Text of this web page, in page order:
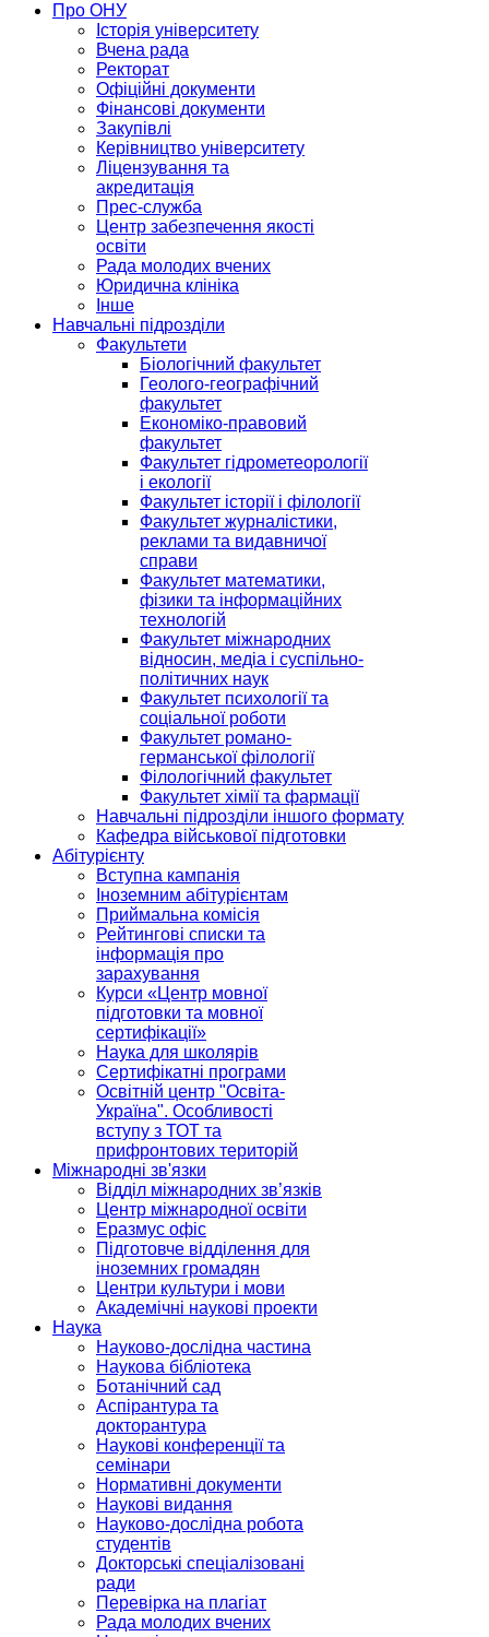
Про ОНУ
Історія університету
Вчена рада
Ректорат
Офіційні документи
Фінансові документи
Закупівлі
Керівництво університету
Ліцензування та
акредитація
Прес-служба
Центр забезпечення якості
освіти
Рада молодих вчених
Юридична клініка
Інше
Навчальні підрозділи
Факультети
Біологічний факультет
Геолого-географічний
факультет
Економіко-правовий
факультет
Факультет гідрометеорології
і екології
Факультет історії і філології
Факультет журналістики,
реклами та видавничої
справи
Факультет математики,
фізики та інформаційних
технологій
Факультет міжнародних
відносин, медіа і суспільно-
політичних наук
Факультет психології та
соціальної роботи
Факультет романо-
германської філології
Філологічний факультет
Факультет хімії та фармації
Навчальні підрозділи іншого формату
Кафедра військової підготовки
Абітурієнту
Вступна кампанія
Іноземним абітурієнтам
Приймальна комісія
Рейтингові списки та
інформація про
зарахування
Курси «Центр мовної
підготовки та мовної
сертифікації»
Наука для школярів
Сертифікатні програми
Освітній центр "Освіта-
Україна". Особливості
вступу з ТОТ та
прифронтових територій
Міжнародні зв'язки
Відділ міжнародних зв’язків
Центр міжнародної освіти
Еразмус офіс
Підготовче відділення для
іноземних громадян
Центри культури і мови
Академічні наукові проекти
Наука
Науково-дослідна частина
Наукова бібліотека
Ботанічний сад
Аспірантура та
докторантура
Наукові конференції та
семінари
Нормативні документи
Наукові видання
Науково-дослідна робота
студентів
Докторські спеціалізовані
ради
Перевірка на плагіат
Рада молодих вчених